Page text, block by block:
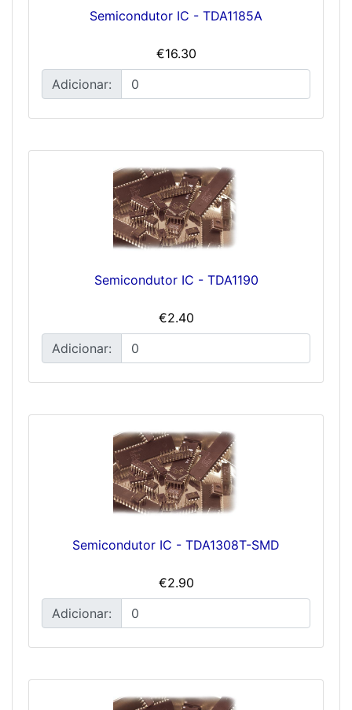
Semicondutor IC - TDA1185A
€16.30
Adicionar:
Semicondutor IC - TDA1190
€2.40
Adicionar:
Semicondutor IC - TDA1308T-SMD
€2.90
Adicionar: